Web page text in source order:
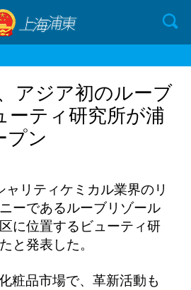
アジア初のルーブ
ーティ研究所が浦
プン
ャリティケミカル業界のリ
ーであるルーブリゾール
に位置するビューティ研
と発表した。
粧品市場で、革新活動も